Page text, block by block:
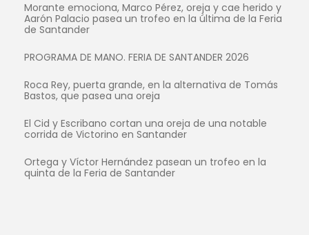
Morante emociona, Marco Pérez, oreja y cae herido y
Aarón Palacio pasea un trofeo en la última de la Feria
de Santander
PROGRAMA DE MANO. FERIA DE SANTANDER 2026
Roca Rey, puerta grande, en la alternativa de Tomás
Bastos, que pasea una oreja
El Cid y Escribano cortan una oreja de una notable
corrida de Victorino en Santander
Ortega y Víctor Hernández pasean un trofeo en la
quinta de la Feria de Santander